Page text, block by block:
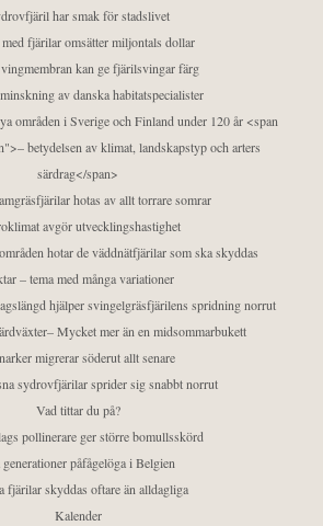
har smak för stadslivet
fjärilar omsätter miljontals dollar
kan ge fjärilsvingar färg
av danska habitatspecialister
områden i Sverige och Finland under 120 år <span
betydelsen av klimat, landskapstyp och arters
särdrag</span>
hotas av allt torrare somrar
avgör utvecklingshastighet
hotar de väddnätfjärilar som ska skyddas
– tema med många variationer
hjälper svingelgräsfjärilens spridning norrut
Mycket mer än en midsommarbukett
migrerar söderut allt senare
sydrovfjärilar sprider sig snabbt norrut
Vad tittar du på?
pollinerare ger större bomullsskörd
generationer påfågelöga i Belgien
fjärilar skyddas oftare än alldagliga
Kalender